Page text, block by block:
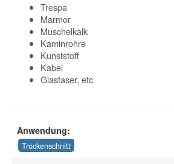
Trespa
Marmor
Muschelkalk
Kaminrohre
Kunststoff
Kabel
Glasfaser, etc
Anwendung:
Trockenschnitt